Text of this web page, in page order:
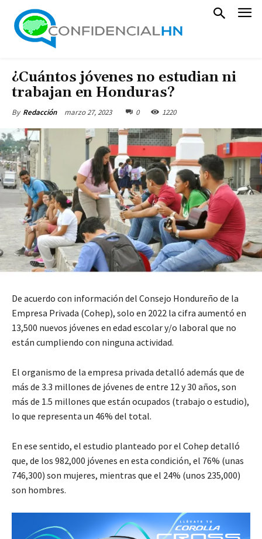
¿Cuántos jóvenes no estudian ni
trabajan en Honduras?
By Redacción marzo 27, 2023 0 1220
De acuerdo con información del Consejo Hondureño de la
Empresa Privada (Cohep), solo en 2022 la cifra aumentó en
13,500 nuevos jóvenes en edad escolar y/o laboral que no
están cumpliendo con ninguna actividad.
El organismo de la empresa privada detalló además que de
más de 3.3 millones de jóvenes de entre 12 y 30 años, son
más de 1.5 millones que están ocupados (trabajo o estudio),
lo que representa un 46% del total.
En ese sentido, el estudio planteado por el Cohep detalló
que, de los 982,000 jóvenes en esta condición, el 76% (unas
746,300) son mujeres, mientras que el 24% (unos 235,000)
son hombres.